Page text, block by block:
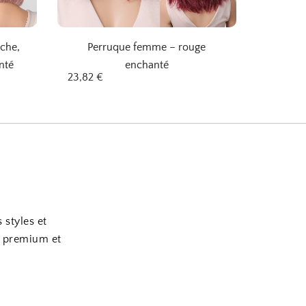
Perruque femme – rouge
enchanté
23,82 €
styles et
premium et